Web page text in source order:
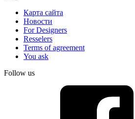
Карта сайта
Новости
For Designers
Resselers
Terms of agreement
You ask
Follow us